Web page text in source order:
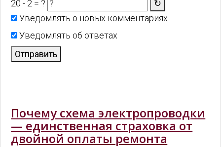
20 - 2 = ?
↻
Уведомлять о новых комментариях
Уведомлять об ответах
Отправить
Почему схема электропроводки
— единственная страховка от
двойной оплаты ремонта